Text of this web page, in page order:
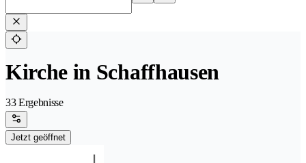
Kirche in Schaffhausen
33 Ergebnisse
Jetzt geöffnet